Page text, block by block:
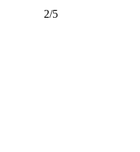
2/5